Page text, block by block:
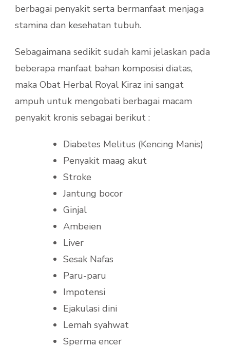
berbagai penyakit serta bermanfaat menjaga
stamina dan kesehatan tubuh.
Sebagaimana sedikit sudah kami jelaskan pada
beberapa manfaat bahan komposisi diatas,
maka Obat Herbal Royal Kiraz ini sangat
ampuh untuk mengobati berbagai macam
penyakit kronis sebagai berikut :
Diabetes Melitus (Kencing Manis)
Penyakit maag akut
Stroke
Jantung bocor
Ginjal
Ambeien
Liver
Sesak Nafas
Paru-paru
Impotensi
Ejakulasi dini
Lemah syahwat
Sperma encer